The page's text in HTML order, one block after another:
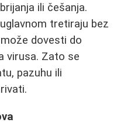
ili češanja.
tretiraju bez
dovesti do
virusa. Zato se
pazuhu ili